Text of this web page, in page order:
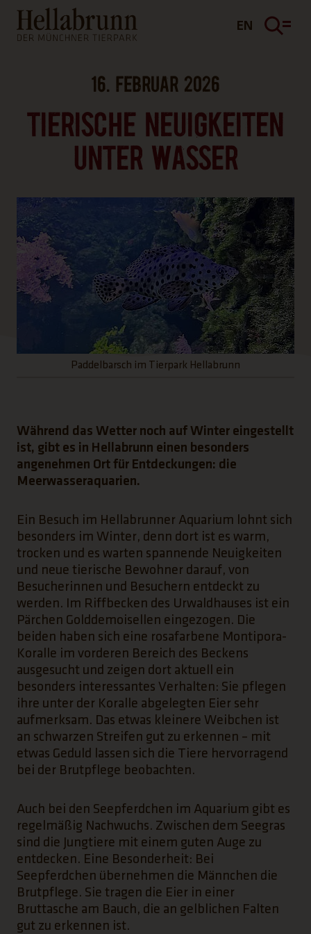
Hauptinhalt
Fußbereich
EN
16. FEBRUAR 2026
TIERISCHE NEUIGKEITEN
UNTER WASSER
Paddelbarsch im Tierpark Hellabrunn
Während das Wetter noch auf Winter eingestellt
ist, gibt es in Hellabrunn einen besonders
angenehmen Ort für Entdeckungen: die
Meerwasseraquarien.
Ein Besuch im Hellabrunner Aquarium lohnt sich
besonders im Winter, denn dort ist es warm,
trocken und es warten spannende Neuigkeiten
und neue tierische Bewohner darauf, von
Besucherinnen und Besuchern entdeckt zu
werden. Im Riffbecken des Urwaldhauses ist ein
Pärchen Golddemoisellen eingezogen. Die
beiden haben sich eine rosafarbene Montipora-
Koralle im vorderen Bereich des Beckens
ausgesucht und zeigen dort aktuell ein
besonders interessantes Verhalten: Sie pflegen
ihre unter der Koralle abgelegten Eier sehr
aufmerksam. Das etwas kleinere Weibchen ist
an schwarzen Streifen gut zu erkennen – mit
etwas Geduld lassen sich die Tiere hervorragend
bei der Brutpflege beobachten.
Auch bei den Seepferdchen im Aquarium gibt es
regelmäßig Nachwuchs. Zwischen dem Seegras
sind die Jungtiere mit einem guten Auge zu
entdecken. Eine Besonderheit: Bei
Seepferdchen übernehmen die Männchen die
Brutpflege. Sie tragen die Eier in einer
Bruttasche am Bauch, die an gelblichen Falten
gut zu erkennen ist.